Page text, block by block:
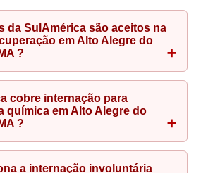
da SulAmérica são aceitos na
em Alto Alegre do
?
cobre internação para
química em Alto Alegre do
?
a internação involuntária